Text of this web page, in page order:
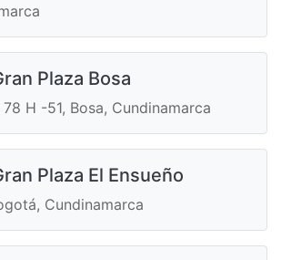
Plaza Bosa
H -51, Bosa, Cundinamarca
Plaza El Ensueño
Cundinamarca